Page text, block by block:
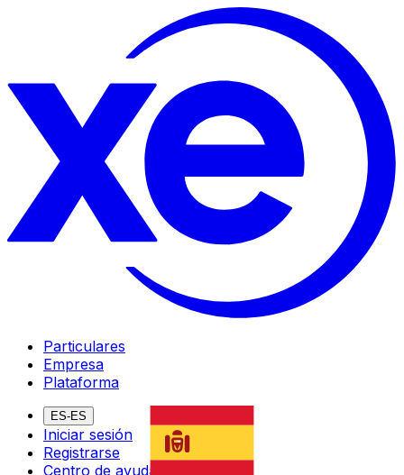
Particulares
Empresa
Plataforma
ES-ES
Iniciar sesión
Registrarse
Centro de ayuda